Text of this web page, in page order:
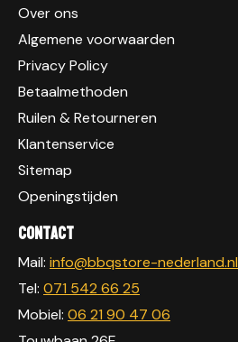
Over ons
Algemene voorwaarden
Privacy Policy
Betaalmethoden
Ruilen & Retourneren
Klantenservice
Sitemap
Openingstijden
Contact
Mail: info@bbqstore-nederland.nl
Tel: 071 542 66 25
Mobiel: 06 21 90 47 06